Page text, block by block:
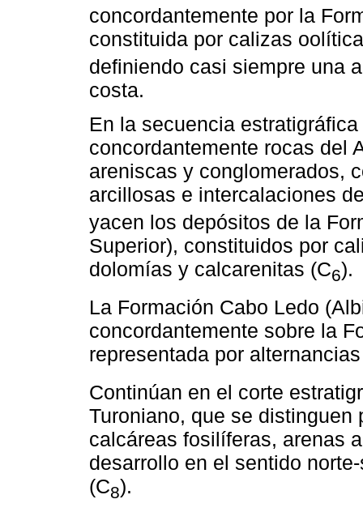
concordantemente por la
constituida por calizas
definiendo casi siempre una
costa.
En la secuencia
concordantemente rocas del
areniscas y conglomerados,
arcillosas e intercalaciones
yacen los depósitos de la
Superior), constituidos por
dolomías y calcarenitas (C6).
La Formación Cabo Ledo
concordantemente sobre la
representada por
Continúan en el corte
Turoniano, que se
calcáreas fosilíferas, arenas
desarrollo en el sentido
(C8).